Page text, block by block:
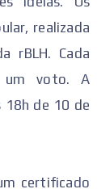
realizada
rBLH. Cada
um voto. A
18h de 10 de
certificado